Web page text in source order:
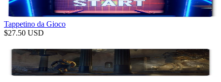
Tappetino da Gioco
$27.50 USD